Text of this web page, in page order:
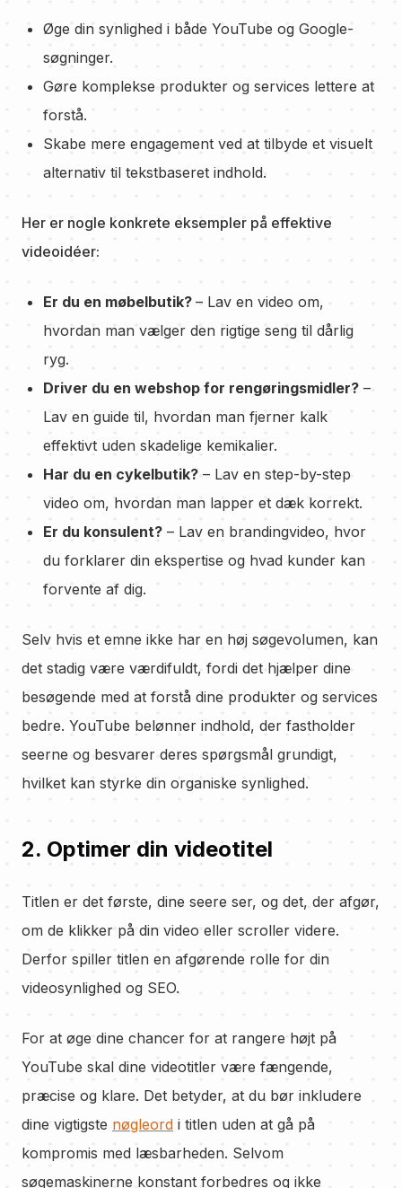
Øge din synlighed i både YouTube og Google-
søgninger.
Gøre komplekse produkter og services lettere at
forstå.
Skabe mere engagement ved at tilbyde et visuelt
alternativ til tekstbaseret indhold.
Her er nogle konkrete eksempler på effektive
videoidéer:
Er du en møbelbutik? – Lav en video om,
hvordan man vælger den rigtige seng til dårlig
ryg.
Driver du en webshop for rengøringsmidler? –
Lav en guide til, hvordan man fjerner kalk
effektivt uden skadelige kemikalier.
Har du en cykelbutik? – Lav en step-by-step
video om, hvordan man lapper et dæk korrekt.
Er du konsulent? – Lav en brandingvideo, hvor
du forklarer din ekspertise og hvad kunder kan
forvente af dig.
Selv hvis et emne ikke har en høj søgevolumen, kan
det stadig være værdifuldt, fordi det hjælper dine
besøgende med at forstå dine produkter og services
bedre. YouTube belønner indhold, der fastholder
seerne og besvarer deres spørgsmål grundigt,
hvilket kan styrke din organiske synlighed.
2. Optimer din videotitel
Titlen er det første, dine seere ser, og det, der afgør,
om de klikker på din video eller scroller videre.
Derfor spiller titlen en afgørende rolle for din
videosynlighed og SEO.
For at øge dine chancer for at rangere højt på
YouTube skal dine videotitler være fængende,
præcise og klare. Det betyder, at du bør inkludere
dine vigtigste nøgleord i titlen uden at gå på
kompromis med læsbarheden. Selvom
søgemaskinerne konstant forbedres og ikke